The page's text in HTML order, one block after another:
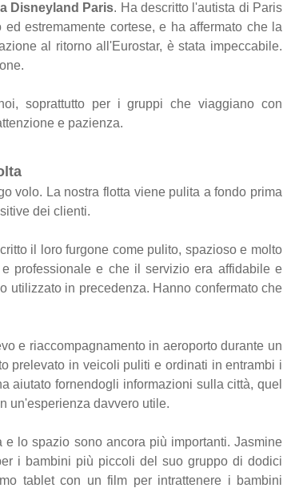
Disneyland Paris. Ha descritto l'autista di Paris
estremamente cortese, e ha affermato che la
al ritorno all'Eurostar, è stata impeccabile.
soprattutto per i gruppi che viaggiano con
e pazienza.
volo. La nostra flotta viene pulita a fondo prima
dei clienti.
il loro furgone come pulito, spazioso e molto
professionale e che il servizio era affidabile e
utilizzato in precedenza. Hanno confermato che
e riaccompagnamento in aeroporto durante un
prelevato in veicoli puliti e ordinati in entrambi i
aiutato fornendogli informazioni sulla città, quel
un'esperienza davvero utile.
lo spazio sono ancora più importanti. Jasmine
i bambini più piccoli del suo gruppo di dodici
tablet con un film per intrattenere i bambini